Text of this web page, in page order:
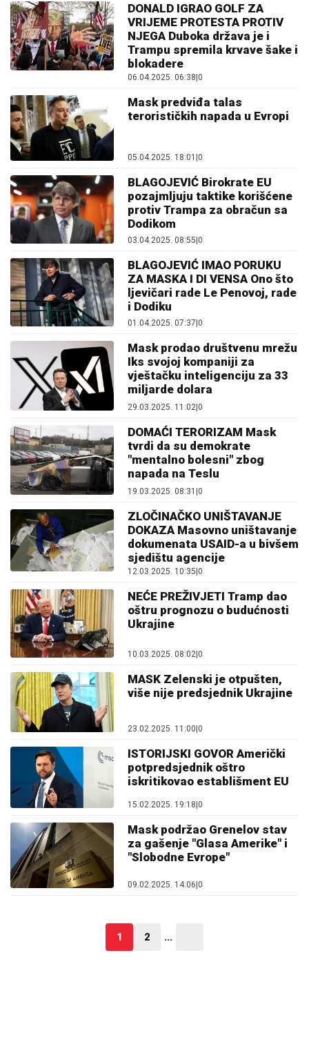
DONALD IGRAO GOLF ZA
VRIJEME PROTESTA PROTIV
NJEGA Duboka država je i
Trampu spremila krvave šake i
blokadere
06.04.2025. 06:38|0
Mask predviđa talas
terorističkih napada u Evropi
05.04.2025. 18:01 |0
BLAGOJEVIĆ Birokrate EU
pozajmljuju taktike korišćene
protiv Trampa za obračun sa
Dodikom
03.04.2025. 08:55 0
BLAGOJEVIĆ IMAO PORUKU
ZA MASKA I DI VENSA Ono što
ljevičari rade Le Penovoj, rade
i Dodiku
01.04.2025. 07:37 0
Mask prodao društvenu mrežu
Iks svojoj kompaniji za
vještačku inteligenciju za 33
miljarde dolara
29.03.2025. 11:02 0
DOMAĆI TERORIZAM Mask
tvrdi da su demokrate
"mentalno bolesni" zbog
napada na Teslu
19.03.2025. 08:31 0
ZLOČINAČKO UNIŠTAVANJE
DOKAZA Masovno uništavanje
dokumenata USAID-a u bivšem
sjedištu agencije
12.03.2025. 10:35 0
NEĆE PREŽIVJETI Tramp dao
oštru prognozu o budućnosti
Ukrajine
10.03.2025. 08:02 0
MASK Zelenski je otpušten,
više nije predsjednik Ukrajine
23.02.2025. 11:00 0
ISTORIJSKI GOVOR Američki
potpredsjednik oštro
iskritikovao establišment EU
15.02.2025. 19:18|0
Mask podržao Grenelov stav
za gašenje "Glasa Amerike" i
"Slobodne Evrope"
09.02.2025. 14:06|0
1 2 ...